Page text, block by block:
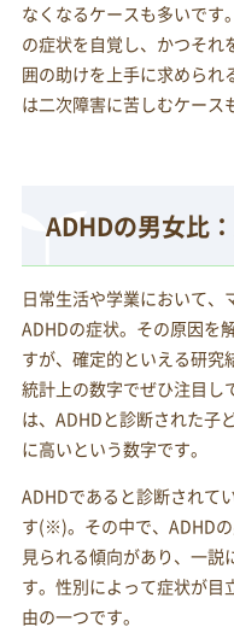
なくなるケースも多いです
の症状を自覚し、かつそれ
囲の助けを上手に求められ
は二次障害に苦しむケース
ADHDの男女比
日常生活や学業において、
ADHDの症状。その原因を
すが、確定的といえる研究
統計上の数字でぜひ注目し
は、ADHDと診断された子
に高いという数字です。
ADHDであると診断されて
す(※)。その中で、ADHD
見られる傾向があり、一説
す。性別によって症状が目
由の一つです。